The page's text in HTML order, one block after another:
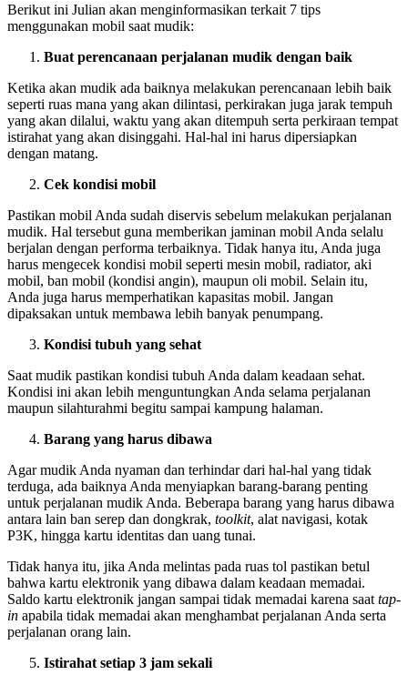
Berikut ini Julian akan menginformasikan terkait 7 tips
menggunakan mobil saat mudik:
Buat perencanaan perjalanan mudik dengan baik
Ketika akan mudik ada baiknya melakukan perencanaan lebih baik
seperti ruas mana yang akan dilintasi, perkirakan juga jarak tempuh
yang akan dilalui, waktu yang akan ditempuh serta perkiraan tempat
istirahat yang akan disinggahi. Hal-hal ini harus dipersiapkan
dengan matang.
Cek kondisi mobil
Pastikan mobil Anda sudah diservis sebelum melakukan perjalanan
mudik. Hal tersebut guna memberikan jaminan mobil Anda selalu
berjalan dengan performa terbaiknya. Tidak hanya itu, Anda juga
harus mengecek kondisi mobil seperti mesin mobil, radiator, aki
mobil, ban mobil (kondisi angin), maupun oli mobil. Selain itu,
Anda juga harus memperhatikan kapasitas mobil. Jangan
dipaksakan untuk membawa lebih banyak penumpang.
Kondisi tubuh yang sehat
Saat mudik pastikan kondisi tubuh Anda dalam keadaan sehat.
Kondisi ini akan lebih menguntungkan Anda selama perjalanan
maupun silahturahmi begitu sampai kampung halaman.
Barang yang harus dibawa
Agar mudik Anda nyaman dan terhindar dari hal-hal yang tidak
terduga, ada baiknya Anda menyiapkan barang-barang penting
untuk perjalanan mudik Anda. Beberapa barang yang harus dibawa
antara lain ban serep dan dongkrak, toolkit, alat navigasi, kotak
P3K, hingga kartu identitas dan uang tunai.
Tidak hanya itu, jika Anda melintas pada ruas tol pastikan betul
bahwa kartu elektronik yang dibawa dalam keadaan memadai.
Saldo kartu elektronik jangan sampai tidak memadai karena saat tap-
in apabila tidak memadai akan menghambat perjalanan Anda serta
perjalanan orang lain.
Istirahat setiap 3 jam sekali